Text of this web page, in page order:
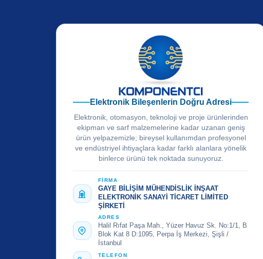
Elektronik Bileşenlerin Doğru Adresi
Elektronik, otomasyon, teknoloji ve proje ürünlerinden
ekipman ve sarf malzemelerine kadar uzanan geniş
ürün yelpazemizle; bireysel kullanımdan profesyonel
ve endüstriyel ihtiyaçlara kadar farklı alanlara yönelik
binlerce ürünü tek noktada sunuyoruz.
FİRMA
GAYE BİLİŞİM MÜHENDİSLİK İNŞAAT
ELEKTRONİK SANAYİ TİCARET LİMİTED
ŞİRKETİ
ADRES
Halil Rıfat Paşa Mah., Yüzer Havuz Sk. No:1/1, B
Blok Kat 8 D:1095, Perpa İş Merkezi, Şişli /
İstanbul
TELEFON